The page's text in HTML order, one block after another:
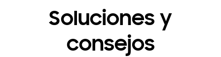
Soluciones y
consejos